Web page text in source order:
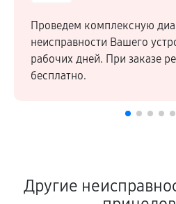
Проведем комплексную
неисправности Вашего
рабочих дней. При заказе
бесплатно.
Другие